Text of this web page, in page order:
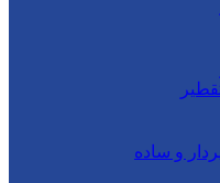
و ساده